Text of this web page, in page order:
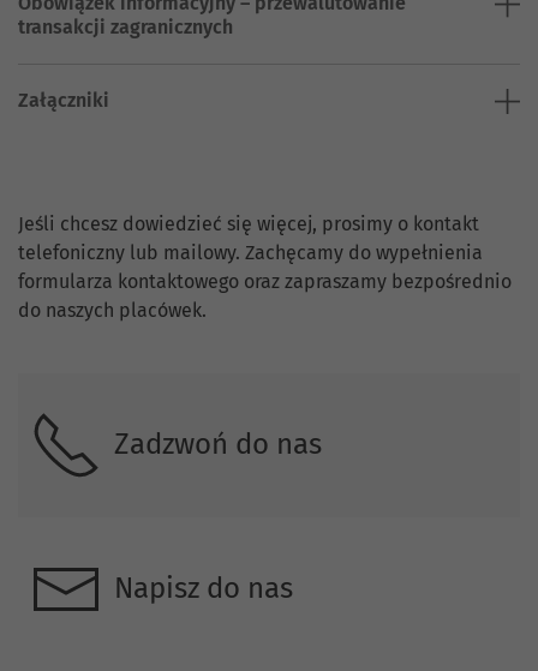
transakcji zagranicznych
Załączniki
Skontaktuj się z nami.
Jeśli chcesz dowiedzieć się więcej, prosimy o kontakt
telefoniczny lub mailowy. Zachęcamy do wypełnienia
formularza kontaktowego oraz zapraszamy bezpośrednio
do naszych placówek.
Zadzwoń do nas
Napisz do nas